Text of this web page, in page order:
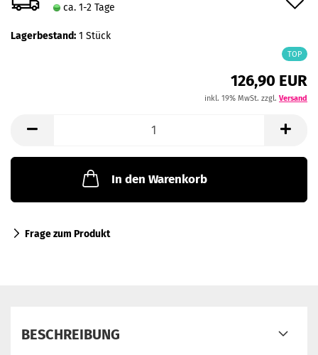
ca. 1-2 Tage
Lagerbestand: 1 Stück
TOP
126,90 EUR
inkl. 19% MwSt. zzgl. Versand
In den Warenkorb
Frage zum Produkt
BESCHREIBUNG